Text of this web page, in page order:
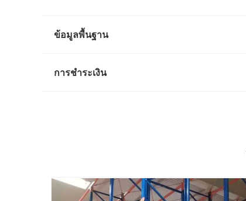
ข้อมูลพื้นฐาน
การชำระเงิน